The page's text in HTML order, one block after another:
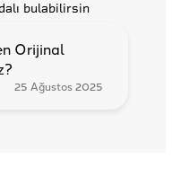
bulabilirsin
Orijinal
25 Ağustos 2025